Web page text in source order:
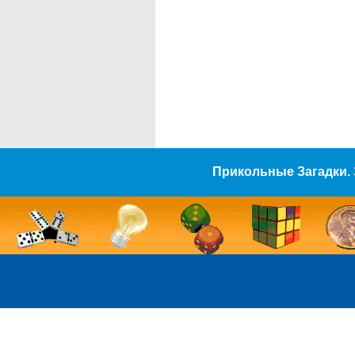
Прикольные